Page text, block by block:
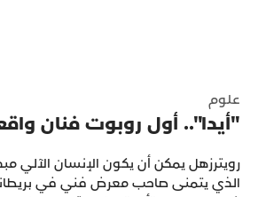
علوم
"أيدا".. أول روبوت فنان
رويترزهل يمكن أن يكون الإنسان الآلي
الذي يتمنى صاحب معرض فني في